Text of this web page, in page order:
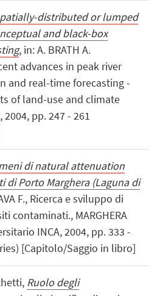
distributed or lumped
and black-box
, in: A. BRATH A.
advances in peak river
and real-time forecasting -
of land-use and climate
2004, pp. 247 - 261
di natural attenuation
di Porto Marghera (Laguna di
F., Ricerca e sviluppo di
contaminati., MARGHERA
INCA, 2004, pp. 333 -
[Capitolo/Saggio in libro]
Ruolo degli